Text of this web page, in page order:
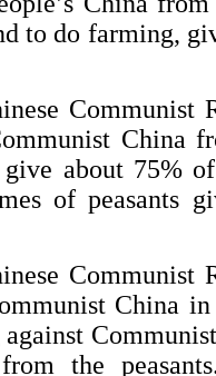
to do farming,
Communist
China
give about 75%
of peasants
Communist
China in
the